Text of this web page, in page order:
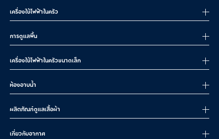
เครื่องใช้ไฟฟ้าในครัว
การดูแลพื้น
เครื่องใช้ไฟฟ้าในครัวขนาดเล็ก
ห้องอาบน้ำ
ผลิตภัณฑ์ดูแลเสื้อผ้า
เกี่ยวกับอากาศ